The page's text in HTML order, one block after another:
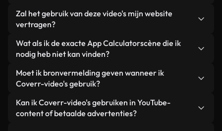
Beide. Dit is een hybride bibliotheek die bestaat
uit echte, door mensen gefilmde beelden van App
video's. Elke video is duidelijk gelabeld, zodat je
altijd weet wat je gebruikt.
Zal het gebruik van deze video's mijn website
vertragen?
Niet als u voor onze geoptimaliseerde versies
kiest. Wij bieden lichtgewicht, webklare formaten
achtergrond. Zo blijft de kwaliteit hoog, worden de
laadtijden geminimaliseerd en worden
statistieken zoals LCP verbeterd.
Wat als ik de exacte App Calculatorscène die ik
nodig heb niet kan vinden?
Met Coverr AI Studio maak je direct een video.
Beschrijf de scène – bijvoorbeeld "App Calculator
binnen enkele seconden een gepersonaliseerde
video die voldoet aan onze licentievoorwaarden.
Moet ik bronvermelding geven wanneer ik
Coverr-video's gebruik?
Naamsvermelding is niet vereist. Alle video's in
onze stockbibliotheek zijn royaltyvrij en kunnen
Kan ik Coverr-video's gebruiken in YouTube-
content of betaalde advertenties?